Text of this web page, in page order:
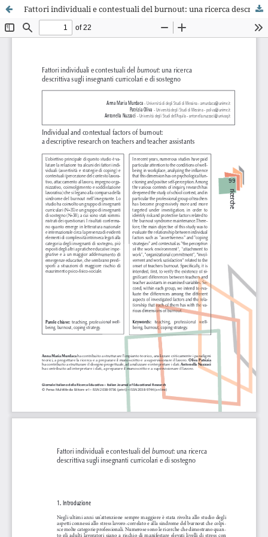
Fattori individuali e contestuali del burnout: una ricerca descrittiva sugli insegnanti curricolari e di sostegno